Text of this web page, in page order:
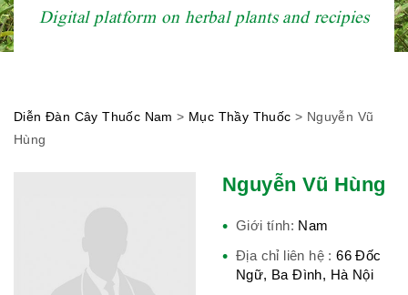
Digital platform on herbal plants and recipies
Diễn Đàn Cây Thuốc Nam > Mục Thầy Thuốc > Nguyễn Vũ
Hùng
Nguyễn Vũ Hùng
Giới tính: Nam
Địa chỉ liên hệ :66 Đốc
Ngữ, Ba Đình, Hà Nội
Cục quản lý y dược cổ truyền -